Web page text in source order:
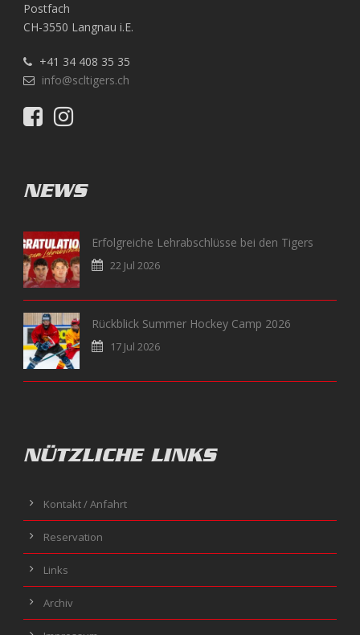
Postfach
CH-3550 Langnau i.E.
+41 34 408 35 35
info@scltigers.ch
NEWS
Erfolgreiche Lehrabschlüsse bei den Tigers
22 Jul 2026
Rückblick Summer Hockey Camp 2026
17 Jul 2026
NÜTZLICHE LINKS
Kontakt / Anfahrt
Reservation
Links
Archiv